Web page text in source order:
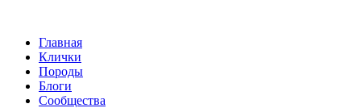
Главная
Клички
Породы
Блоги
Сообщества